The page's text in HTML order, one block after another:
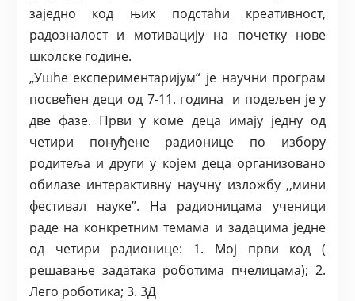
заједно код њих подстаћи креативност,
радозналост и мотивацију на почетку нове
школске године.
„Ушће експериментаријум“ је научни програм
посвећен деци од 7-11. година и подељен је у
две фазе. Први у коме деца имају једну од
четири понуђене радионице по избору
родитеља и други у којем деца организовано
обилазе интерактивну научну изложбу ,,мини
фестивал науке”. На радионицама ученици
раде на конкретним темама и задацима једне
од четири радионице: 1. Мој први код (
решавање задатака роботима пчелицама); 2.
Лего роботика; 3. 3Д